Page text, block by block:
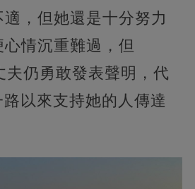
，但她還是十分努力
情沉重難過，但
仍勇敢發表聲明，代
以來支持她的人傳達